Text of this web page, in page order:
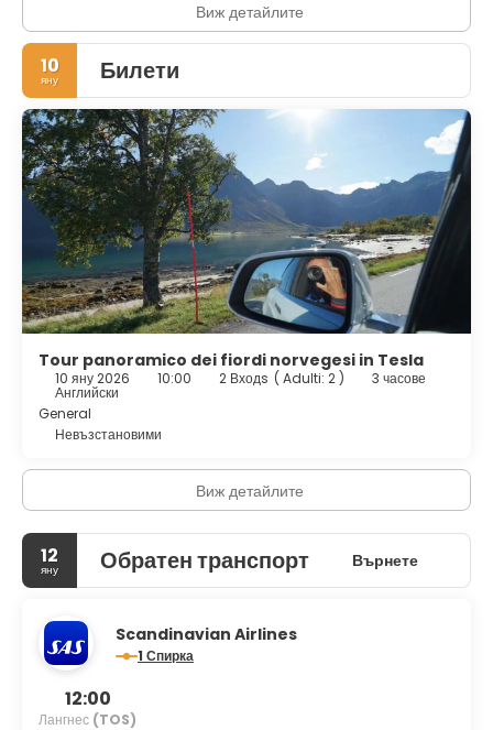
Виж детайлите
10
яну Билети
Tour panoramico dei fiordi norvegesi in Tesla
10 яну 2026 10:00 2 Входs ( Adulti: 2 ) 3 часове
Английски
General
Невъзстановими
Виж детайлите
12
яну Обратен транспорт Върнете
Scandinavian Airlines
1 Спирка
12:00
Лангнес (TOS)